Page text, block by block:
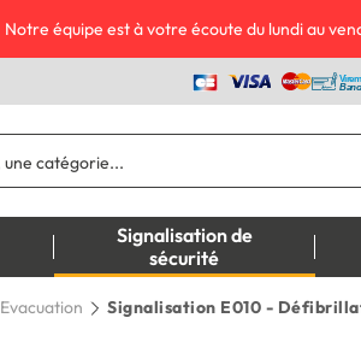
Notre équipe est à votre écoute du lundi au
Signalisation de
sécurité
Evacuation Signalisation E010 -